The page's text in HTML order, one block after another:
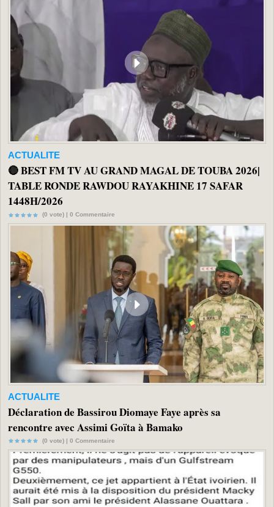
ACTUALITE
🔴 BEST FM TV AU GRAND MAGAL DE TOUBA 2026|
TABLE RONDE RAWDOU RAYAKHINE 17 SAFAR
1448H/2026
(0 vote) | 0 Commentaire
ACTUALITE
Déclaration de Bassirou Diomaye Faye après sa
rencontre avec Assimi Goïta à Bamako
(0 vote) | 0 Commentaire